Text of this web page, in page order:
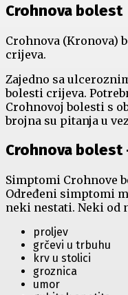
Crohnova bolest
Crohnova (Kronova)
crijeva.
Zajedno sa
bolesti crijeva.
Crohnovoj bolesti s
brojna su pitanja u
Crohnova bolest
Simptomi Crohnove
Određeni simptomi
neki nestati. Neki od
proljev
grčevi u trbuhu
krv u stolici
groznica
umor